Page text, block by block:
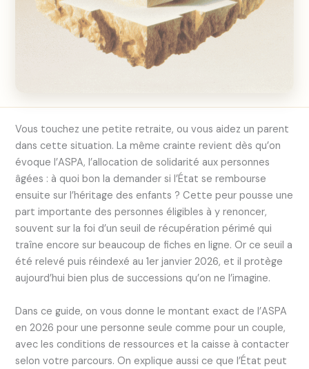
Vous touchez une petite retraite, ou vous aidez un parent
dans cette situation. La même crainte revient dès qu’on
évoque l’ASPA, l’allocation de solidarité aux personnes
âgées : à quoi bon la demander si l’État se rembourse
ensuite sur l’héritage des enfants ? Cette peur pousse une
part importante des personnes éligibles à y renoncer,
souvent sur la foi d’un seuil de récupération périmé qui
traîne encore sur beaucoup de fiches en ligne. Or ce seuil a
été relevé puis réindexé au 1er janvier 2026, et il protège
aujourd’hui bien plus de successions qu’on ne l’imagine.
Dans ce guide, on vous donne le montant exact de l’ASPA
en 2026 pour une personne seule comme pour un couple,
avec les conditions de ressources et la caisse à contacter
selon votre parcours. On explique aussi ce que l’État peut